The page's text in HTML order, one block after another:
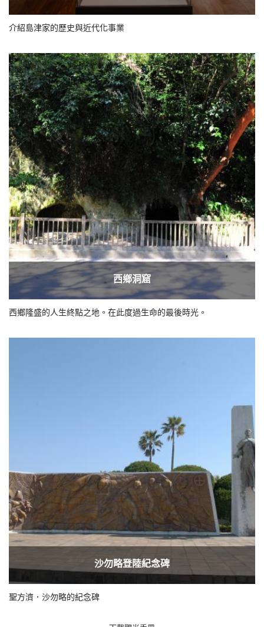
介紹島津家的歷史與近代化事業
西鄉洞窟
西鄉隆盛的人生終點之地。在此度過生命的最後時光。
沙勿略登陸紀念碑
聖方濟．沙勿略的紀念碑